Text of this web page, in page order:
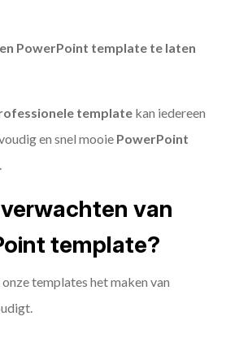
PowerPoint template te laten
template kan iedereen
en snel mooie PowerPoint
.
van
template?
templates het maken van